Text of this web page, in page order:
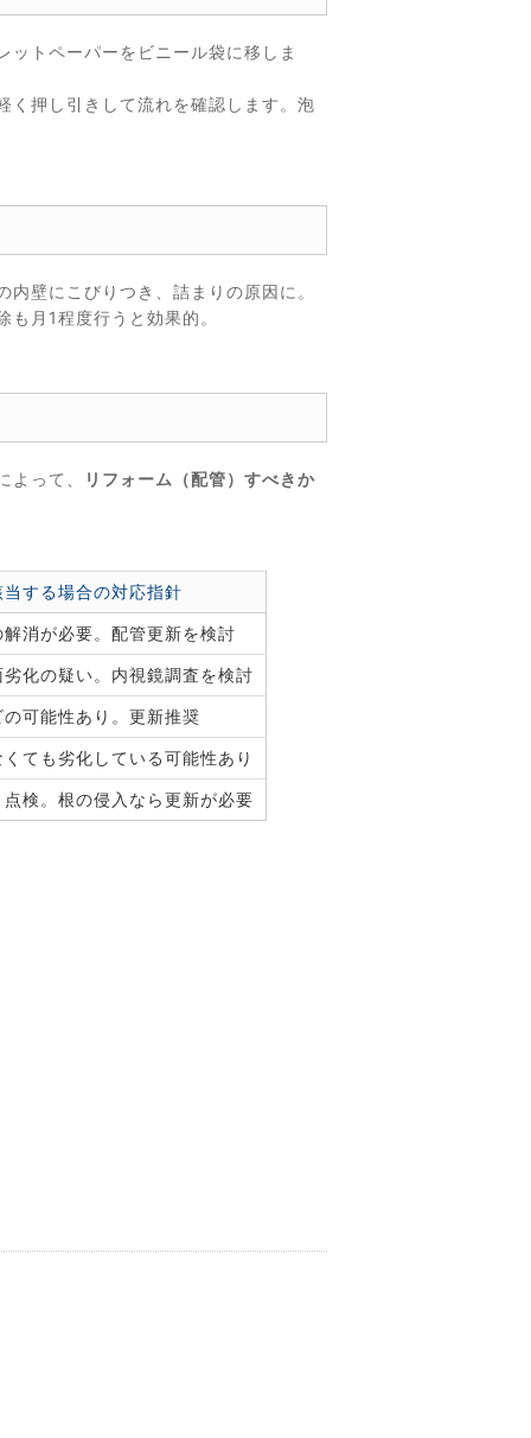
トペーパーをビニール袋に移しま
く押し引きして流れを確認します。泡
壁にこびりつき、詰まりの原因に。
月1程度行うと効果的。
って、 リフォーム（配管）すべきか
当する場合の対応指針
消が必要。配管更新を検討
化の疑い。内視鏡調査を検討
可能性あり。更新推奨
ても劣化している可能性あり
検。根の侵入なら更新が必要